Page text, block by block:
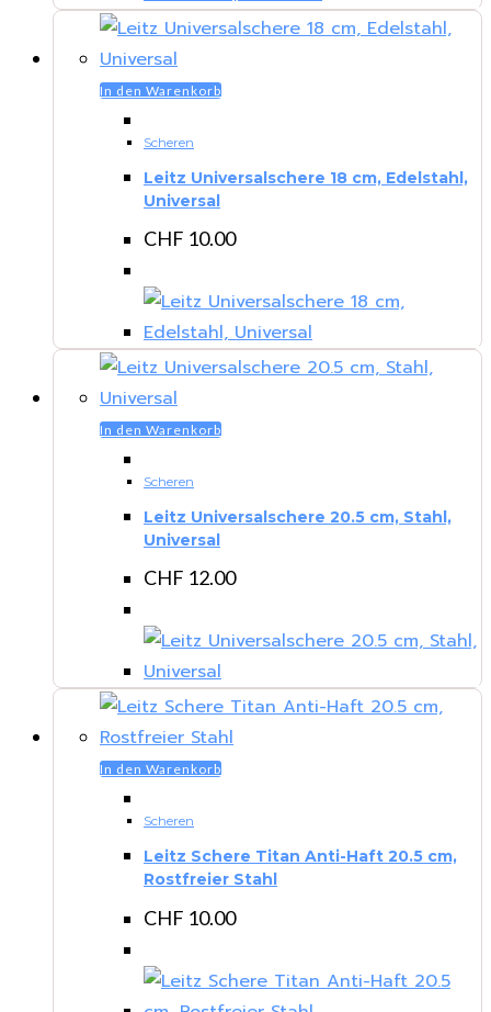
In den Warenkorb
Scheren
Leitz Universalschere 18 cm, Edelstahl,
Universal
CHF 10.00
In den Warenkorb
Scheren
Leitz Universalschere 20.5 cm, Stahl,
Universal
CHF 12.00
In den Warenkorb
Scheren
Leitz Schere Titan Anti-Haft 20.5 cm,
Rostfreier Stahl
CHF 10.00